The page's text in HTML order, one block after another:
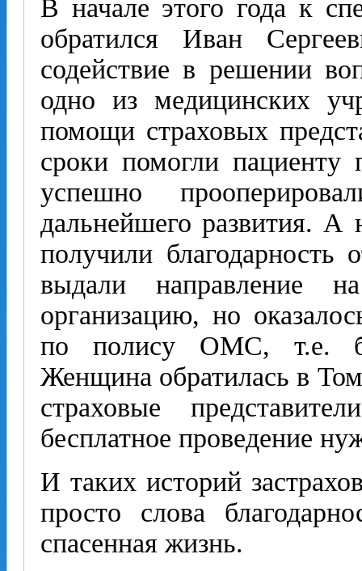
В начале этого года к
обратился Иван
содействие в решении
одно из медицинских
помощи страховых
сроки помогли пациенту
успешно
дальнейшего развития. А
получили
выдали направление
организацию, но
по полису ОМС, т.е.
Женщина обратилась в
страховые
бесплатное проведение
И таких историй
просто слова
спасенная жизнь.